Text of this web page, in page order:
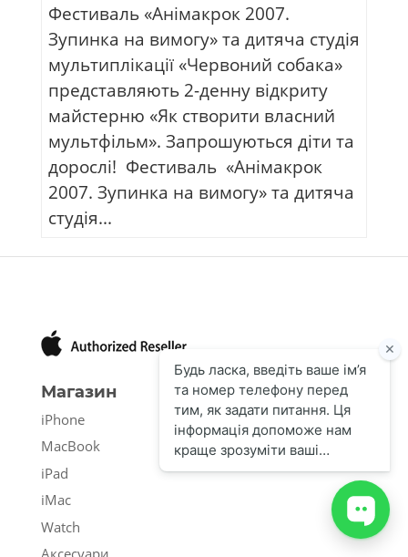
Фестиваль «Анімакрок 2007.
Зупинка на вимогу» та дитяча студія
мультиплікації «Червоний собака»
представляють 2-денну відкриту
майстерню «Як створити власний
мультфільм». Запрошуються діти та
дорослі! Фестиваль «Анімакрок
2007. Зупинка на вимогу» та дитяча
студія...
Магазин
iPhone
MacBook
iPad
iMac
Watch